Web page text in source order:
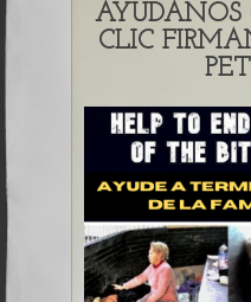
CLIC